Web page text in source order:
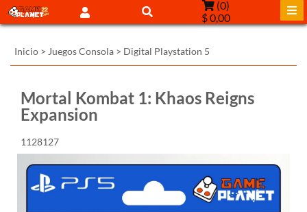
(0)
$ 0,00
Inicio > Juegos Consola > Digital Playstation 5
Mortal Kombat 1: Khaos Reigns
Expansion
1128127